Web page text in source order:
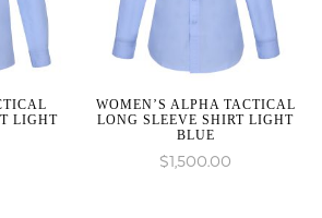
LIGHT
WOMEN’S ALPHA TACTICAL
LONG SLEEVE SHIRT LIGHT
BLUE
$1,500.00